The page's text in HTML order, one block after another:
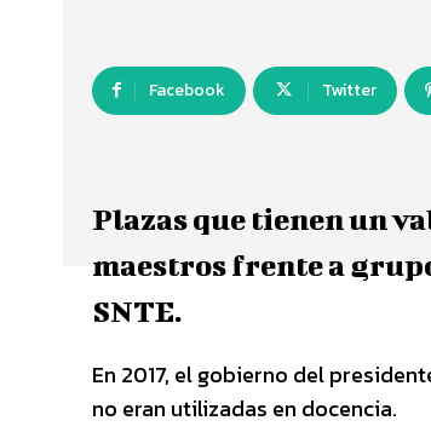
Facebook Twitter
Plazas que tienen un
maestros frente a
SNTE.
En 2017, el gobierno del
no eran utilizadas en docencia.